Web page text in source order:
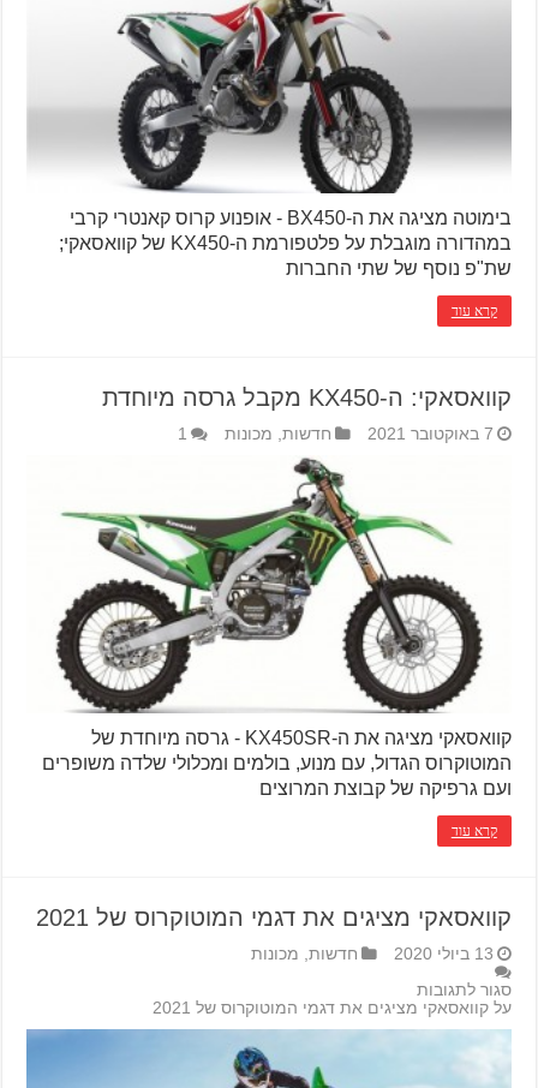
בימוטה מציגה את ה-BX450 - אופנוע קרוס קאנטרי קרבי
במהדורה מוגבלת על פלטפורמת ה-KX450 של קוואסאקי;
שת"פ נוסף של שתי החברות
קרא עוד
קוואסאקי: ה-KX450 מקבל גרסה מיוחדת
7 באוקטובר 2021 חדשות, מכונות 1
קוואסאקי מציגה את ה-KX450SR - גרסה מיוחדת של
המוטוקרוס הגדול, עם מנוע, בולמים ומכלולי שלדה משופרים
ועם גרפיקה של קבוצת המרוצים
קרא עוד
קוואסאקי מציגים את דגמי המוטוקרוס של 2021
13 ביולי 2020 חדשות מכונות
סגור לתגובות
על קוואסאקי מציגים את דגמי המוטוקרוס של 2021